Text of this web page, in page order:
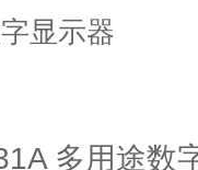
显示器